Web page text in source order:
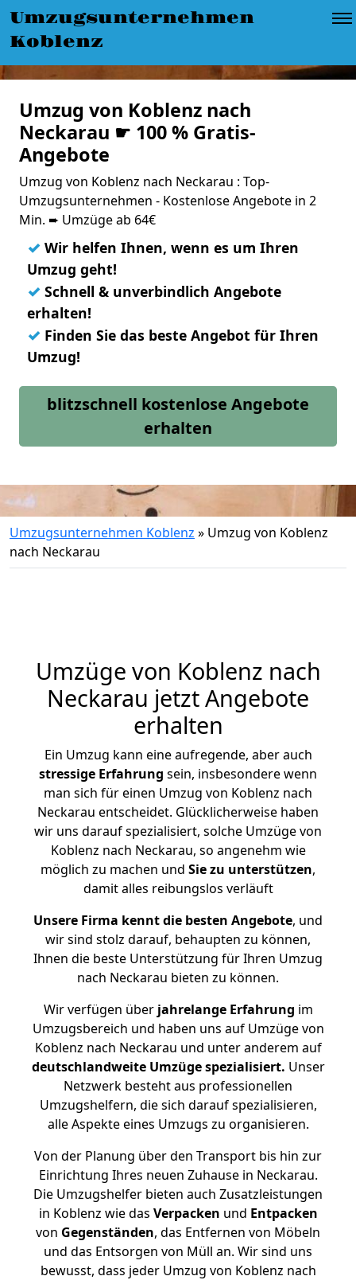
Umzugsunternehmen
Koblenz
Umzug von Koblenz nach
Neckarau ☛ 100 % Gratis-
Angebote
Umzug von Koblenz nach Neckarau : Top-
Umzugsunternehmen - Kostenlose Angebote in 2
Min. ➨ Umzüge ab 64€
✓ Wir helfen Ihnen, wenn es um Ihren
Umzug geht!
✓ Schnell & unverbindlich Angebote
erhalten!
✓ Finden Sie das beste Angebot für Ihren
Umzug!
blitzschnell kostenlose Angebote
erhalten
Umzugsunternehmen Koblenz » Umzug von Koblenz
nach Neckarau
Umzüge von Koblenz nach
Neckarau jetzt Angebote
erhalten
Ein Umzug kann eine aufregende, aber auch
stressige Erfahrung sein, insbesondere wenn
man sich für einen Umzug von Koblenz nach
Neckarau entscheidet. Glücklicherweise haben
wir uns darauf spezialisiert, solche Umzüge von
Koblenz nach Neckarau, so angenehm wie
möglich zu machen und Sie zu unterstützen,
damit alles reibungslos verläuft
Unsere Firma kennt die besten Angebote, und
wir sind stolz darauf, behaupten zu können,
Ihnen die beste Unterstützung für Ihren Umzug
nach Neckarau bieten zu können.
Wir verfügen überjahrelange Erfahrung im
Umzugsbereich und haben uns auf Umzüge von
Koblenz nach Neckarau und unter anderem auf
deutschlandweite Umzüge spezialisiert. Unser
Netzwerk besteht aus professionellen
Umzugshelfern, die sich darauf spezialisieren,
alle Aspekte eines Umzugs zu organisieren.
Von der Planung über den Transport bis hin zur
Einrichtung Ihres neuen Zuhause in Neckarau.
Die Umzugshelfer bieten auch Zusatzleistungen
in Koblenz wie das Verpacken und Entpacken
von Gegenständen, das Entfernen von Möbeln
und das Entsorgen von Müll an. Wir sind uns
bewusst, dass jeder Umzug von Koblenz nach